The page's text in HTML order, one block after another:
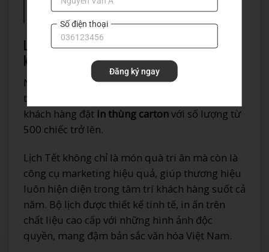
Minh Đức
Lịch Tết – Món quà tri ân khách hàng đặc biệt
khi đặt
in thùng carton
Năm 2026, In Ấn Ánh Dương triển khai chương
trình đặc biệt: Tặng bộ
khách hàng đặt in thùng cartonvới số lượng từ
500 chiếc trở lên.
Lịch Tết không chỉ là món quà tri ân mà còn là
công cụ marketing hiệu quả, giúp thương hiệu
luôn hiện diện trong tâm trí khách hàng suốt cả
năm. Bộ lịch được thiết kế tinh tế, in ấn trên
chất liệu cao cấp với những hình ảnh độc
quyền, mang đậm bản sắc văn hóa Việt Nam.
Số điện thoại
Đăng ký ngay